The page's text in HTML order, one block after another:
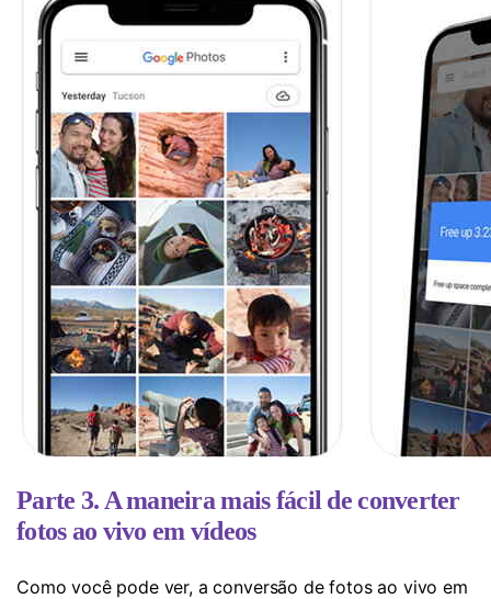
Parte 3. A maneira mais fácil de converter
fotos ao vivo em vídeos
Como você pode ver, a conversão de fotos ao vivo em